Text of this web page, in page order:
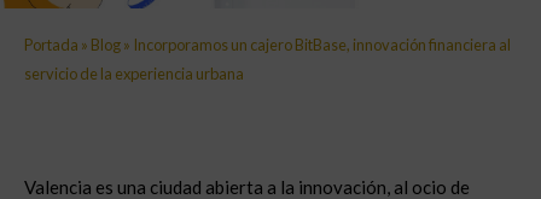
Portada » Blog» Incorporamos un cajero BitBase, innovación financiera al
servicio de la experiencia urbana
Valencia es una ciudad abierta a la innovación, al ocio de